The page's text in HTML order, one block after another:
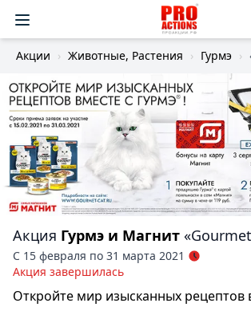
Акции Животные, Растения Гурмэ
Акция Гурмэ и Магнит
С 15 февраля по 31 марта 2021
Акция завершилась
Откройте мир изысканных рецептов